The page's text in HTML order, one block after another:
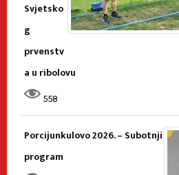
Svjetsko
g
prvenstv
a u ribolovu
558
Porcijunkulovo 2026. – Subotnji
program